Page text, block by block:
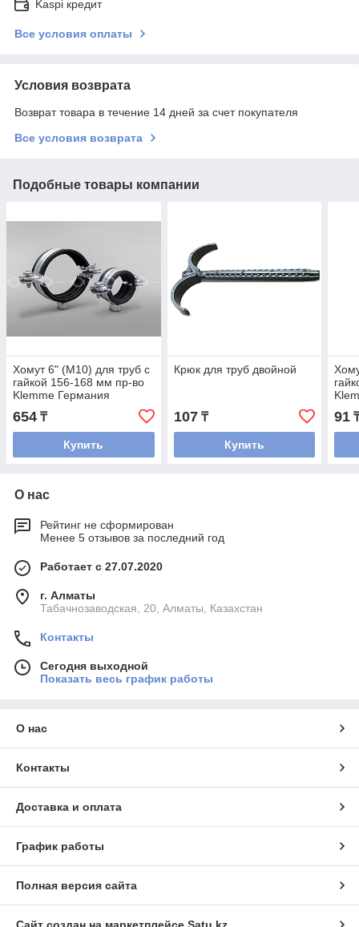
Kaspi кредит
Все условия оплаты
Условия возврата
Возврат товара в течение 14 дней за счет покупателя
Все условия возврата
Подобные товары компании
Хомут 6" (М10) для труб с
гайкой 156-168 мм пр-во
Klemme Германия
654 ₸
Купить
Крюк для труб двойной
107₸
Купить
91
О нас
Рейтинг не сформирован
Менее 5 отзывов за последний год
Работает с 27.07.2020
г. Алматы
Табачнозаводская, 20, Алматы, Казахстан
Контакты
Сегодня выходной
Показать весь график работы
О нас
Контакты
Доставка и оплата
График работы
Полная версия сайта